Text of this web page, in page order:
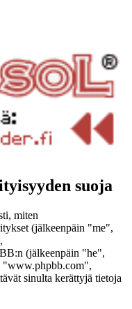
suoja
miten
(jälkeenpäin "me",
(jälkeenpäin "he",
sinulta kerättyjä tietoja